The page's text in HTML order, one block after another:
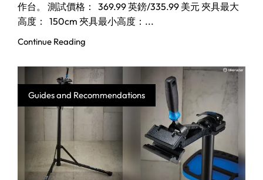
作台。 測試價格： 369.99 英鎊/335.99 美元 夾具最大
高度： 150cm 夾具最小高度：...
Continue Reading
Guides and Recommendations